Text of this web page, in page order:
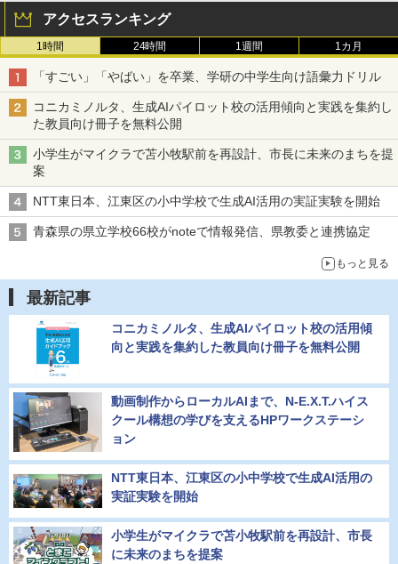
アクセスランキング
1時間 24時間 1週間 1カ月
「すごい」「やばい」を卒業、学研の中学生向け語彙力ドリル
コニカミノルタ、生成AIパイロット校の活用傾向と実践を集約し
た教員向け冊子を無料公開
小学生がマイクラで苫小牧駅前を再設計、市長に未来のまちを提
案
NTT東日本、江東区の小中学校で生成AI活用の実証実験を開始
青森県の県立学校66校がnoteで情報発信、県教委と連携協定
もっと見る
最新記事
コニカミノルタ、生成AIパイロット校の活用傾
向と実践を集約した教員向け冊子を無料公開
動画制作からローカルAIまで、N-E.X.T.ハイス
クール構想の学びを支えるHPワークステーシ
ョン
NTT東日本、江東区の小中学校で生成AI活用の
実証実験を開始
小学生がマイクラで苫小牧駅前を再設計、市長
に未来のまちを提案